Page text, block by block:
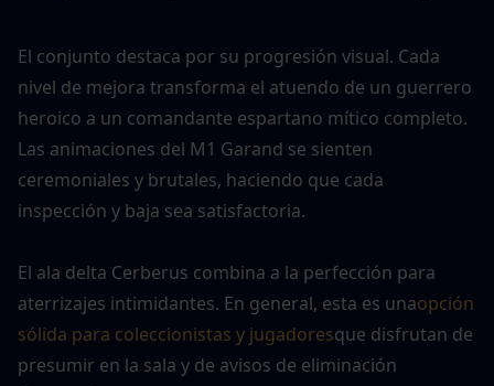
El conjunto destaca por su progresión visual. Cada
nivel de mejora transforma el atuendo de un guerrero
heroico a un comandante espartano mítico completo.
Las animaciones del M1 Garand se sienten
ceremoniales y brutales, haciendo que cada
inspección y baja sea satisfactoria.
El ala delta Cerberus combina a la perfección para
aterrizajes intimidantes. En general, esta es unaopción
sólida para coleccionistas y jugadoresque disfrutan de
presumir en la sala y de avisos de eliminación